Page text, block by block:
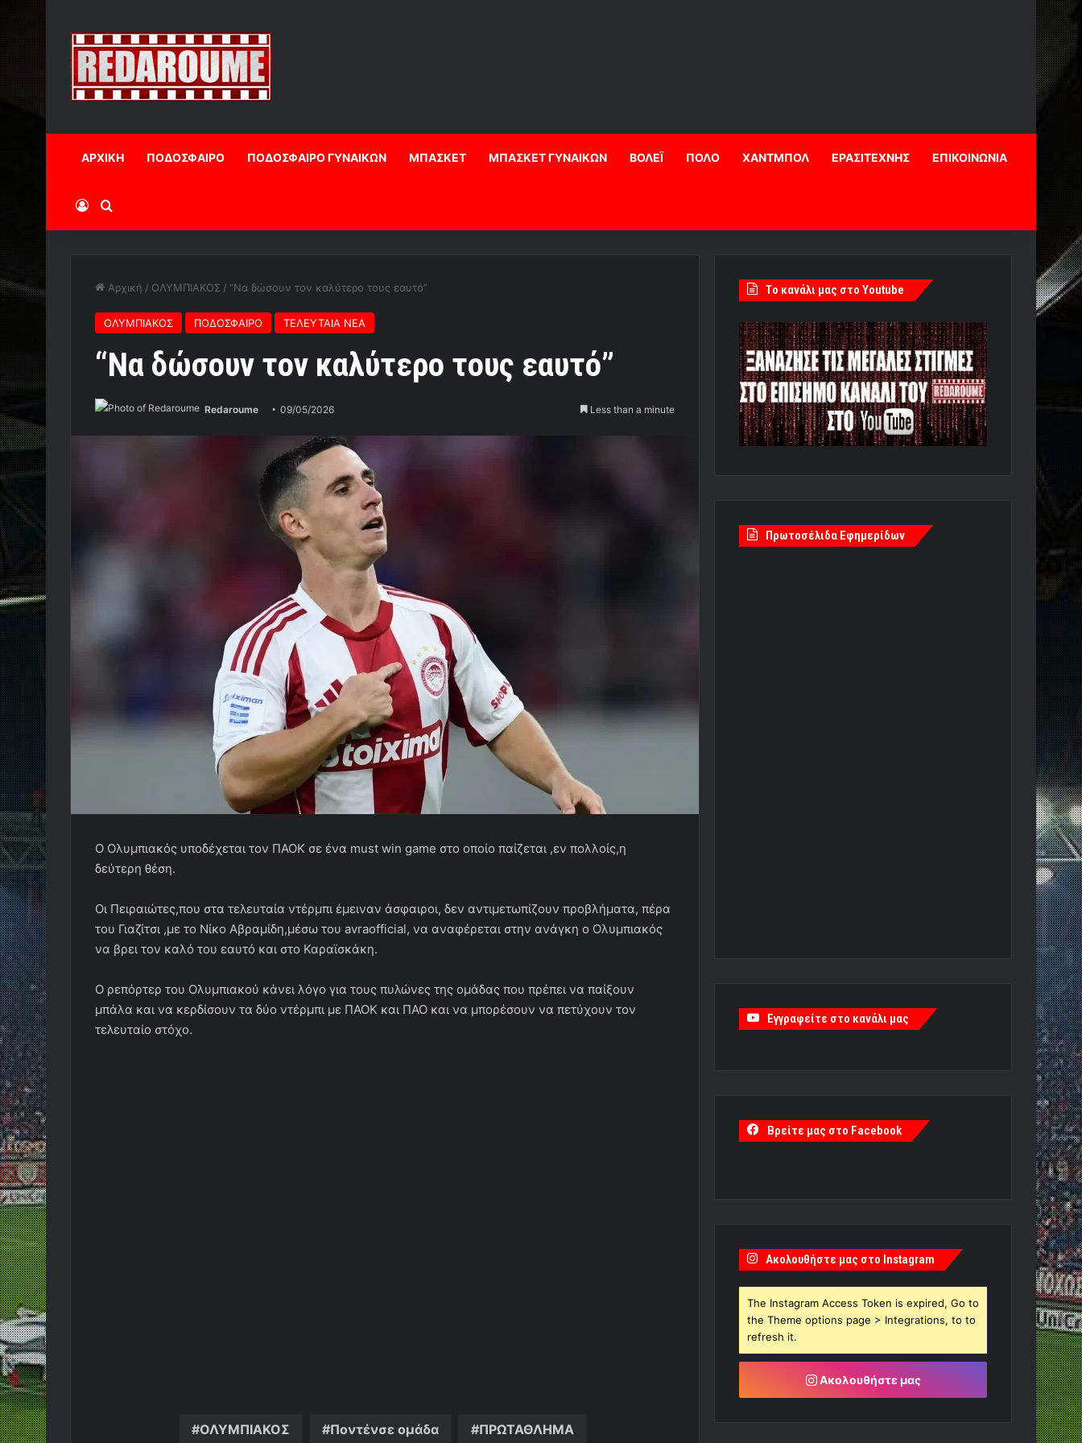
ΑΡΧΙΚΗ ΠΟΔΟΣΦΑΙΡΟ ΠΟΔΟΣΦΑΙΡΟ ΓΥΝΑΙΚΩΝ ΜΠΑΣΚΕΤ ΜΠΑΣΚΕΤ ΓΥΝΑΙΚΩΝ ΒΟΛΕΪ ΠΟΛΟ ΧΑΝΤΜΠΟΛ ΕΡΑΣΙΤΕΧΝΗΣ ΕΠΙΚΟΙΝΩΝΙΑ
Log InΑναζήτηση
Αρχική / ΟΛΥΜΠΙΑΚΟΣ / “Να δώσουν τον καλύτερο τους εαυτό”
ΟΛΥΜΠΙΑΚΟΣ ΠΟΔΟΣΦΑΙΡΟ ΤΕΛΕΥΤΑΙΑ ΝΕΑ
“Να δώσουν τον καλύτερο τους εαυτό”
Redaroume 09/05/2026 Less than a minute
Ο Ολυμπιακός υποδέχεται τον ΠΑΟΚ σε ένα must win game στο οποίο παίζεται ,εν πολλοίς,η
δεύτερη θέση.
Οι Πειραιώτες,που στα τελευταία ντέρμπι έμειναν άσφαιροι, δεν αντιμετωπίζουν προβλήματα, πέρα
του Γιαζίτσι ,με το Νίκο Αβραμίδη,μέσω του avraofficial, να αναφέρεται στην ανάγκη ο Ολυμπιακός
να βρει τον καλό του εαυτό και στο Καραϊσκάκη.
Ο ρεπόρτερ του Ολυμπιακού κάνει λόγο για τους πυλώνες της ομάδας που πρέπει να παίξουν
μπάλα και να κερδίσουν τα δύο ντέρμπι με ΠΑΟΚ και ΠΑΟ και να μπορέσουν να πετύχουν τον
τελευταίο στόχο.
ΟΛΥΜΠΙΑΚΟΣ Ποντένσε ομάδα ΠΡΩΤΑΘΛΗΜΑ
Tο κανάλι μας στο Youtube
Πρωτοσέλιδα Εφημερίδων
Εγγραφείτε στο κανάλι μας
Βρείτε μας στο Facebook
Ακολουθήστε μας στο Instagram
The Instagram Access Token is expired, Go to
the Theme options page > Integrations, to to
refresh it.
Ακολουθήστε μας